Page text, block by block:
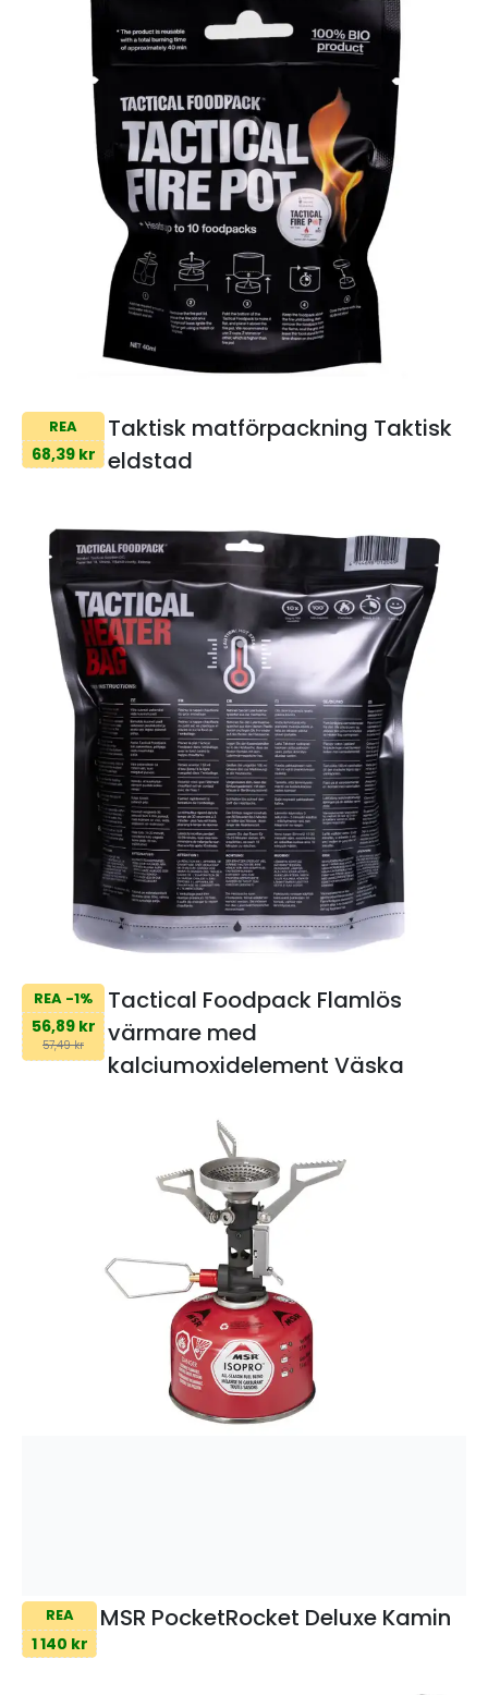
REA
68,39 kr
Taktisk matförpackning Taktisk
eldstad
REA -1%
56,89 kr
57,49 kr
Tactical Foodpack Flamlös
värmare med
kalciumoxidelement Väska
REA
1 140 kr
MSR PocketRocket Deluxe Kamin